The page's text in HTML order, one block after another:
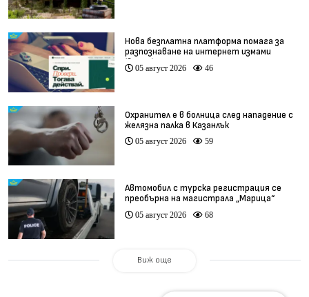
Нова безплатна платформа помага за
разпознаване на интернет измами
(видео)
05 август 2026 46
Охранител е в болница след нападение с
желязна палка в Казанлък
05 август 2026 59
Автомобил с турска регистрация се
преобърна на магистрала „Марица“
05 август 2026 68
Виж още